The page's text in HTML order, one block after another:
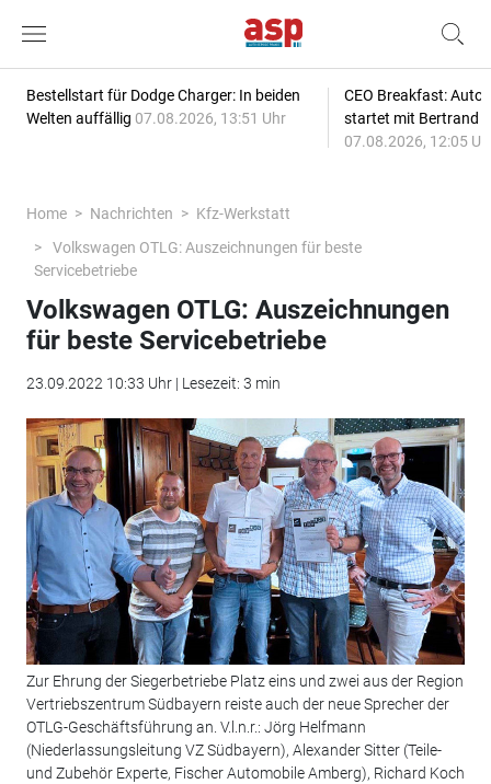
Bestellstart für Dodge Charger: In beiden
Welten auffällig 07.08.2026, 13:51 Uhr
CEO Breakfast:
startet mit Bertrand
07.08.2026, 12:05
Home Nachrichten
Kfz-Werkstatt
Volkswagen OTLG: Auszeichnungen für beste
Servicebetriebe
Volkswagen OTLG: Auszeichnungen
für beste Servicebetriebe
23.09.2022 10:33 Uhr | Lesezeit: 3 min
Zur Ehrung der Siegerbetriebe Platz eins und zwei aus der Region
Vertriebszentrum Südbayern reiste auch der neue Sprecher der
OTLG-Geschäftsführung an. V.l.n.r.: Jörg Helfmann
(Niederlassungsleitung VZ Südbayern), Alexander Sitter (Teile-
und Zubehör Experte, Fischer Automobile Amberg), Richard Koch